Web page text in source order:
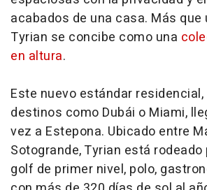
acabados de una casa. Más
Tyrian se concibe como una
en altura.
Este nuevo estándar
destinos como Dubái o Miami,
vez a Estepona. Ubicado entre
Sotogrande, Tyrian está
golf de primer nivel, polo,